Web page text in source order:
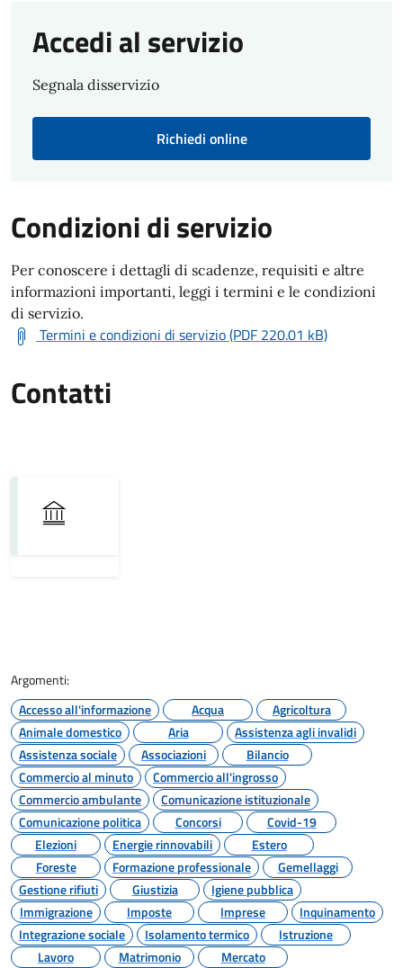
Accedi al servizio
Segnala disservizio
Richiedi online
Condizioni di servizio
Per conoscere i dettagli di scadenze, requisiti e altre
informazioni importanti, leggi i termini e le condizioni
di servizio.
Termini e condizioni di servizio (PDF 220.01 kB)
Contatti
Argomenti:
Accesso all'informazione
Acqua
Agricoltura
Animale domestico
Aria
Assistenza agli invalidi
Assistenza sociale
Associazioni
Bilancio
Commercio al minuto
Commercio all'ingrosso
Commercio ambulante
Comunicazione istituzionale
Comunicazione politica
Concorsi
Covid-19
Elezioni
Energie rinnovabili
Estero
Foreste
Formazione professionale
Gemellaggi
Gestione rifiuti
Giustizia
Igiene pubblica
Immigrazione
Imposte Imprese
Inquinamento
Integrazione sociale
Isolamento termico
Istruzione
Lavoro
Matrimonio Mercato